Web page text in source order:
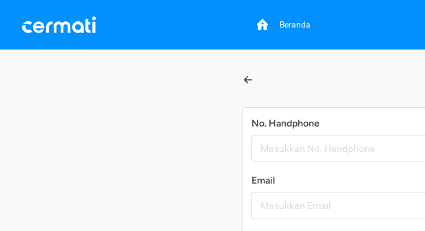
Beranda
No. Handphone
Email